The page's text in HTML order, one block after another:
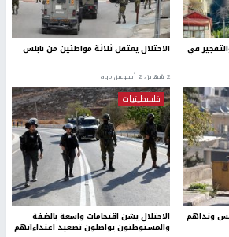
في الاحتلال يعتقل ثلاثة مواطنين من نابلس
2 شهرين، 2 أسبوعين ago
وتداهم
فلسطينيات
الاحتلال يشن اقتحامات واسعة بالضفة
والمستوطنون يواصلون تصعيد اعتداءاتهم